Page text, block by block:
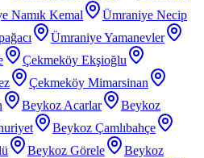
Namık Kemal
Ümraniye Necip
Ümraniye Yamanevler
Çekmeköy Ekşioğlu
Çekmeköy Mimarsinan
Beykoz Acarlar
Beykoz
Beykoz Çamlıbahçe
Beykoz Görele
Beykoz